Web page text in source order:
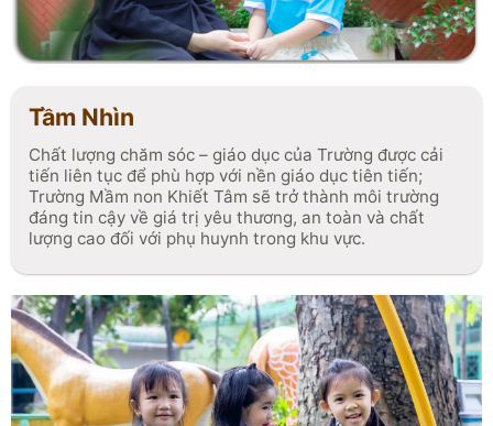
đa tiềm năng của trẻ.
Tầm Nhìn
Chất lượng chăm sóc – giáo dục của Trường được cải
tiến liên tục để phù hợp với nền giáo dục tiên tiến;
Trường Mầm non Khiết Tâm sẽ trở thành môi trường
đáng tin cậy về giá trị yêu thương, an toàn và chất
lượng cao đối với phụ huynh trong khu vực.